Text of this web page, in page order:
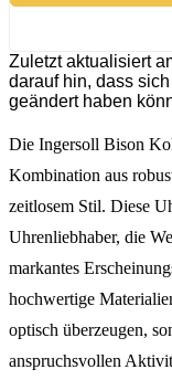
Zuletzt aktualisiert
darauf hin, dass
geändert haben
Die Ingersoll Bison
Kombination aus
zeitlosem Stil. Diese
Uhrenliebhaber, die
markantes
hochwertige
optisch überzeugen,
anspruchsvollen